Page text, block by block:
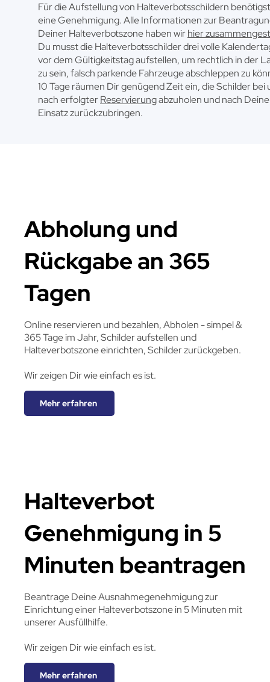
Für die Aufstellung von Halteverbotsschildern
eine Genehmigung. Alle Informationen zur
Deiner Halteverbotszone haben wirhier
Du musst die Halteverbotsschilder drei volle
vor dem Gültigkeitstag aufstellen, um rechtlich in der
zu sein, falsch parkende Fahrzeuge abschleppen zu
10 Tage räumen Dir genügend Zeit ein, die Schilder bei
nach erfolgterReservierungabzuholen und nach
Einsatz zurückzubringen.
Abholung und
Rückgabe an 365
Tagen
Online reservieren und bezahlen, Abholen - simpel &
365 Tage im Jahr, Schilder aufstellen und
Halteverbotszone einrichten, Schilder zurückgeben.
Wir zeigen Dir wie einfach es ist.
Mehr erfahren
Halteverbot
Genehmigung in 5
Minuten beantragen
Beantrage Deine Ausnahmegenehmigung zur
Einrichtung einer Halteverbotszone in 5 Minuten mit
unserer Ausfüllhilfe.
Wir zeigen Dir wie einfach es ist.
Mehr erfahren